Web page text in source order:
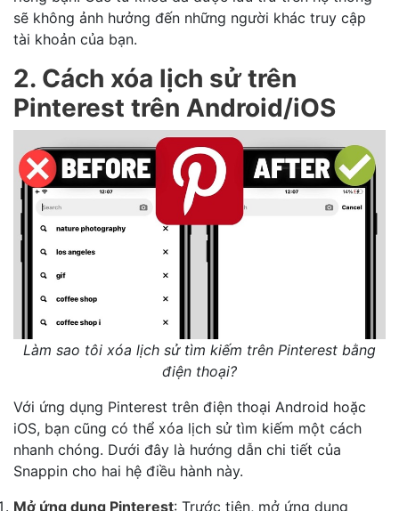
sẽ không ảnh hưởng đến những người khác truy cập
tài khoản của bạn.
2. Cách xóa lịch sử trên
Pinterest trên Android/iOS
Làm sao tôi xóa lịch sử tìm kiếm trên Pinterest bằng
điện thoại?
Với ứng dụng Pinterest trên điện thoại Android hoặc
iOS, bạn cũng có thể xóa lịch sử tìm kiếm một cách
nhanh chóng. Dưới đây là hướng dẫn chi tiết của
Snappin cho hai hệ điều hành này.
Mở ứng dụng Pinterest: Trước tiên, mở ứng dụng